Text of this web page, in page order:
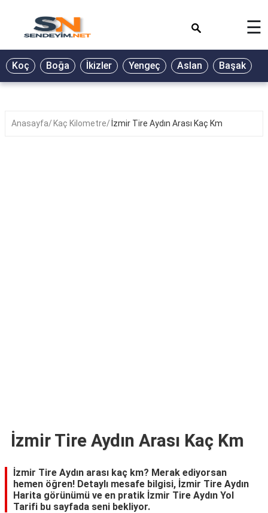
BİYOGRAFİ
GALERİ
☰
Koç Boğa İkizler Yengeç Aslan Başak
Anasayfa Kaç Kilometre İzmir Tire Aydın Arası Kaç Km
İzmir Tire Aydın Arası Kaç Km
İzmir Tire Aydın arası kaç km? Merak ediyorsan
hemen öğren! Detaylı mesafe bilgisi, İzmir Tire Aydın
Harita görünümü ve en pratik İzmir Tire Aydın Yol
Tarifi bu sayfada seni bekliyor.